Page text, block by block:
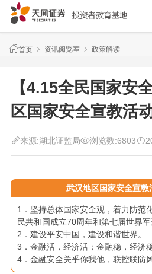
首页 资讯阅览室 政策解读
【4.15全民国家安
区国家安全宣教活
来源:湖北证监局 浏览数:6803
武汉地区国家安全宣教
1．坚持总体国家安全观，着力防范
民共和国成立70周年和第七届世界军
2．建设平安中国，建设和谐世界。
3．金融活，经济活；金融稳，经济稳
4．金融安全关乎你我他，联控联防